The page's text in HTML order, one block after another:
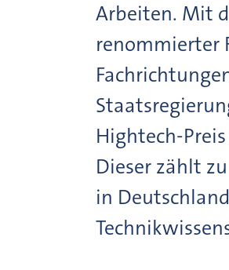
Arbeiten. Mit
renommierter
Hightech-
Dieser zählt
in